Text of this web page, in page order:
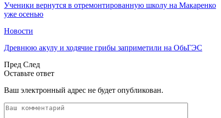
Ученики вернутся в отремонтированную школу на Макаренко
уже осенью
Новости
Древнюю акулу и ходячие грибы заприметили на ОбьГЭС
Пред След
Оставьте ответ
Ваш электронный адрес не будет опубликован.